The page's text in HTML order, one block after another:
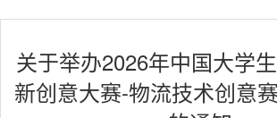
关于举办2026年中国大学
新创意大赛-物流技术创意